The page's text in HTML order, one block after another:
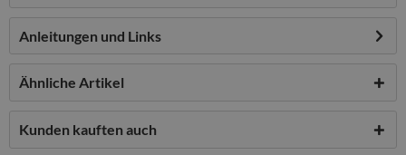
Anleitungen und Links
Ähnliche Artikel
Kunden kauften auch